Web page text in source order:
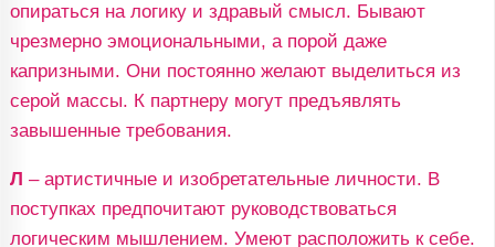
опираться на логику и здравый смысл. Бывают
чрезмерно эмоциональными, а порой даже
капризными. Они постоянно желают выделиться из
серой массы. К партнеру могут предъявлять
завышенные требования.
Л – артистичные и изобретательные личности. В
поступках предпочитают руководствоваться
логическим мышлением. Умеют расположить к себе.